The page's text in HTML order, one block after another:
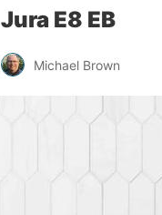
Jura E8 EB
Michael Brown